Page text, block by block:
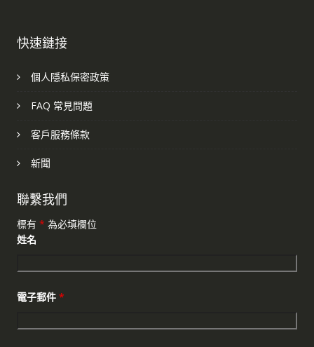
快速鏈接
個人隱私保密政策
FAQ 常見問題
客戶服務條款
新聞
聯繫我們
標有 * 為必填欄位
姓名
電子郵件 *